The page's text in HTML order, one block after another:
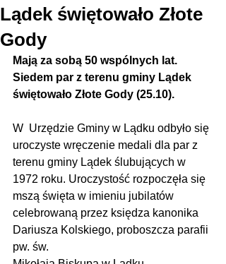
Lądek świętowało Złote
Gody
Mają za sobą 50 wspólnych lat.
Siedem par z terenu gminy Lądek
świętowało Złote Gody (25.10).
W  Urzędzie Gminy w Lądku odbyło się
uroczyste wręczenie medali dla par z
terenu gminy Lądek ślubujących w
1972 roku. Uroczystość rozpoczęła się
mszą święta w imieniu jubilatów
celebrowaną przez księdza kanonika
Dariusza Kolskiego, proboszcza parafii
pw. św.